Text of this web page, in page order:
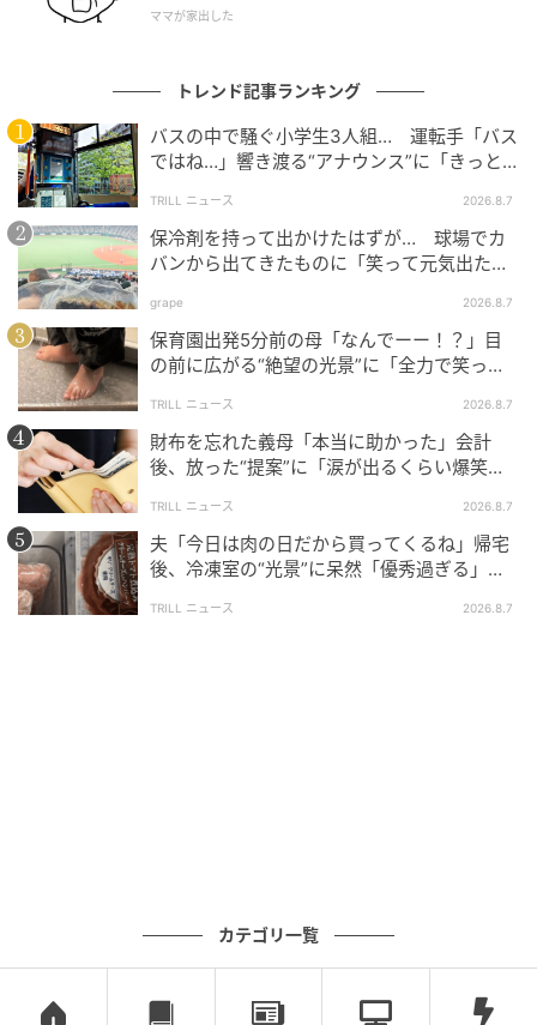
ママが家出した
トレンド記事ランキング
バスの中で騒ぐ小学生3人組… 運転手「バス
ではね…」響き渡る“アナウンス”に「きっと
TRILL ニュース 2026.8.7
保冷剤を持って出かけたはずが… 球場でカ
バンから出てきたものに「笑って元気出た」
grape 2026.8.7
保育園出発5分前の母「なんでーー！？」目
の前に広がる“絶望の光景”に「全力で笑っ
TRILL ニュース 2026.8.7
財布を忘れた義母「本当に助かった」会計
後、放った“提案”に「涙が出るくらい爆笑」
TRILL ニュース 2026.8.7
夫「今日は肉の日だから買ってくるね」帰宅
後、冷凍室の“光景”に呆然「優秀過ぎる」
TRILL ニュース 2026.8.7
カテゴリ一覧